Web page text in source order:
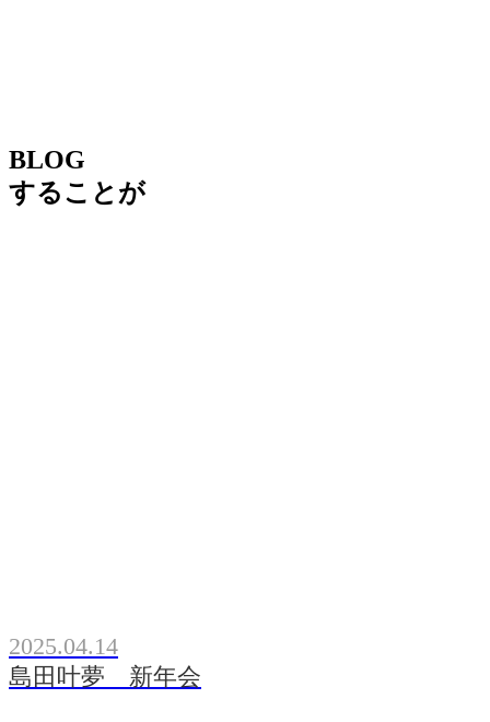
BLOG
することが
2025.04.14
島田叶夢 新年会